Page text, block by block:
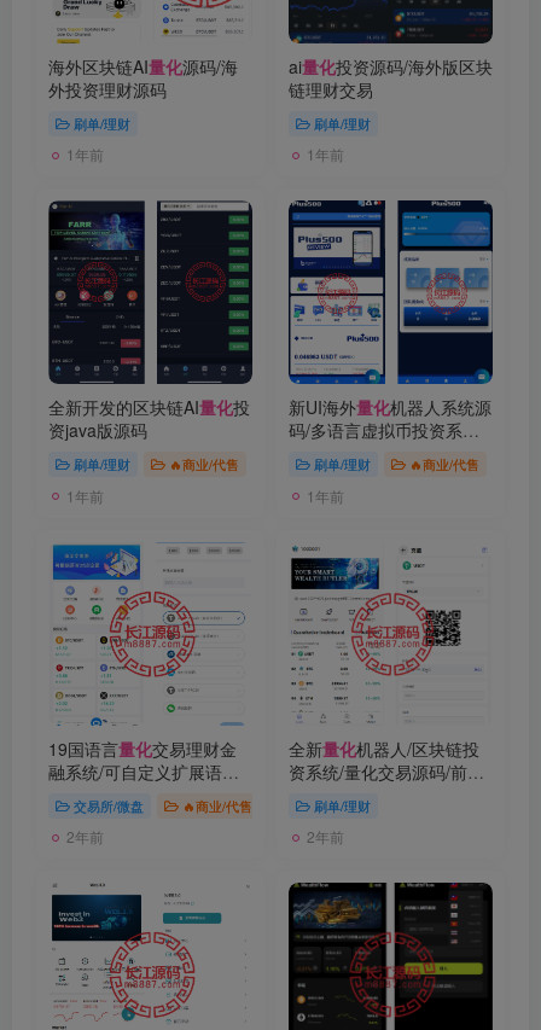
海外区块链AI量化源码/海
外投资理财源码
刷单/理财
1年前
ai量化投资源码/海外版区块
链理财交易
刷单/理财
1年前
全新开发的区块链AI量化投
资java版源码
刷单/理财 🔥商业/代售
1年前
新UI海外量化机器人系统源
码/多语言虚拟币投资系统/
前端vue
刷单/理财 🔥商业/代售
1年前
19国语言量化交易理财金
融系统/可自定义扩展语言
+USDT自动充值+搭建教程
交易所/微盘 🔥商业/代售
2年前
全新量化机器人/区块链投
资系统/量化交易源码/前端
刷单/理财
2年前